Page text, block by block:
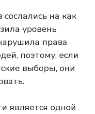
на как
уровень
права
поэтому, если
выборы, они
является одной